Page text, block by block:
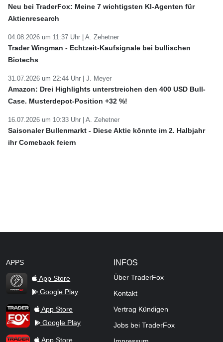
Neu bei TraderFox: Meine 7 wichtigsten KI-Agenten für
Aktienresearch
04.08.2026 um 11:37 Uhr | A. Zehetner
Trader Wingman - Echtzeit-Kaufsignale bei bullischen
Biotechs
31.07.2026 um 22:44 Uhr | J. Meyer
Amazon: Drei Highlights unterstreichen den 400 USD Bull-
Case. Musterdepot-Position +32 %!
16.07.2026 um 10:33 Uhr | A. Zehetner
Saisonaler Bullenmarkt - Diese Aktie könnte im 2. Halbjahr
ihr Comeback feiern
APPS
TraderFox Flash
App Store
Google Play
TraderFox AppApp Store
Google Play
TraderFox ProApp Store
INFOS
Über TraderFox
Kontakt
Vertrag Kündigen
Jobs bei TraderFox